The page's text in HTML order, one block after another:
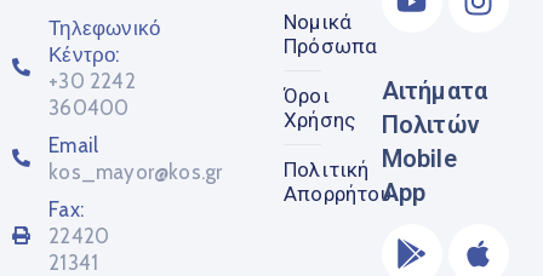
Τηλεφωνικό
Κέντρο:
+30 2242
360400
Email
kos_mayor@kos.gr
Fax:
22420
21341
Νομικά
Πρόσωπα
Όροι
Χρήσης
Πολιτική
Απορρήτου
Αιτήματα
Πολιτών
Mobile
App